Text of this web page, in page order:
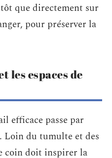
que directement sur
pour préserver la
les espaces de
efficace passe par
Loin du tumulte et des
coin doit inspirer la